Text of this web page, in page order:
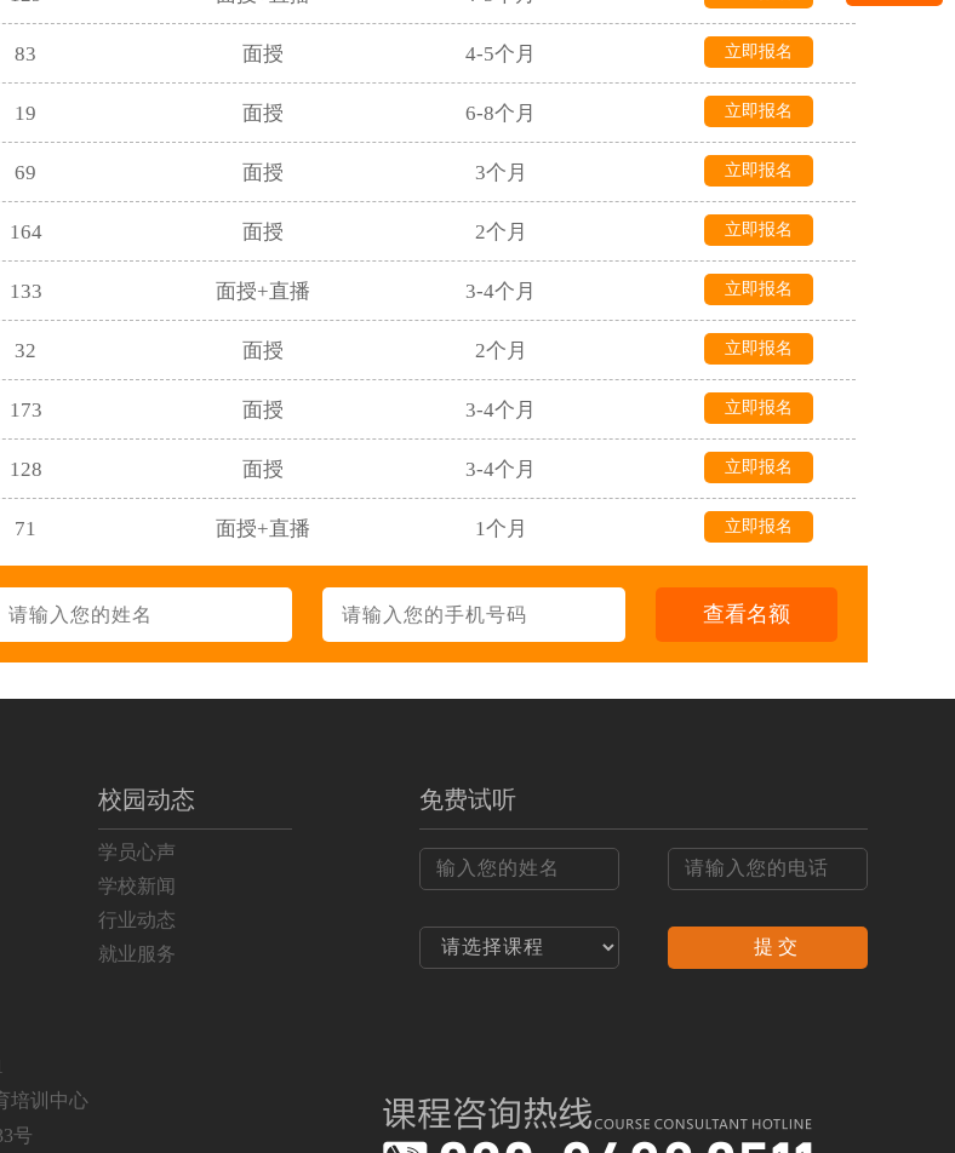
面授 4-5个月 立即报名
面授 6-8个月 立即报名
面授 3个月 立即报名
面授 2个月 立即报名
面授+直播 3-4个月 立即报名
面授 2个月 立即报名
面授 3-4个月 立即报名
面授 3-4个月 立即报名
面授+直播 1个月 立即报名
立即报名
立即报名
5年
4-5个月 立即报名
4-5个月 立即报名
164 2个月
查看名额
校园动态
学员心声
学校新闻
行业动态
就业服务
免费试听
提 交
培训中心
号